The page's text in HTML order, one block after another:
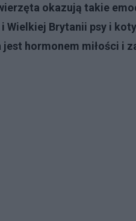
okazują takie
Wielkiej Brytanii psy i
jest hormonem miłości i